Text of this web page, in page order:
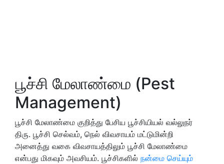
பூச்சி மேலாண்மை (Pest
Management)
பூச்சி மேலாண்மை குறித்து பேசிய பூச்சியியல் வல்லுநர்
திரு. பூச்சி செல்வம், நெல் விவசாயம் மட்டுமின்றி
அனைத்து வகை விவசாயத்திலும் பூச்சி மேலாண்மை
என்பது மிகவும் அவசியம். பூச்சிகளில் நன்மை செய்யும்